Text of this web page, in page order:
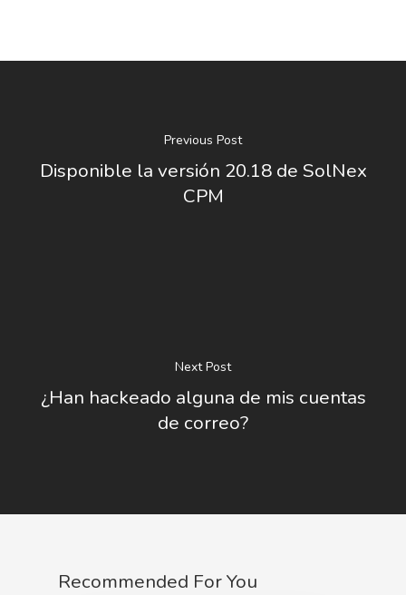
Previous Post
Disponible la versión 20.18 de SolNex
CPM
Next Post
¿Han hackeado alguna de mis cuentas
de correo?
Recommended For You